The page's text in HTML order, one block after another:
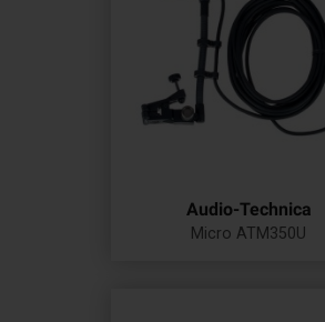
Audio-Technica
Micro ATM350U